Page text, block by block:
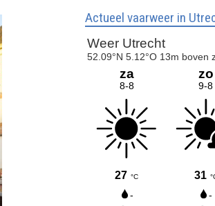
Actueel vaarweer in